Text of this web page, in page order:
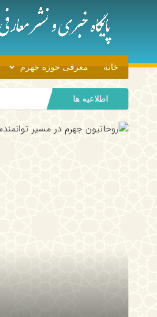
خانه معرفی حوزه جهرم
اطلاعیه ها